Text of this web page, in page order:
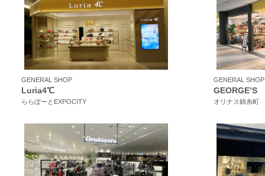
GENERAL SHOP
Luria4℃
ららぽーとEXPOCITY
GENERAL SHOP
GEORGE’S
オリナス錦糸町